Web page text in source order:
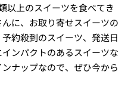
以上のスイーツを食べてき
に、お取り寄せスイーツの
約殺到のスイーツ、発送日
ンパクトのあるスイーツな
ナップなので、ぜひ今から